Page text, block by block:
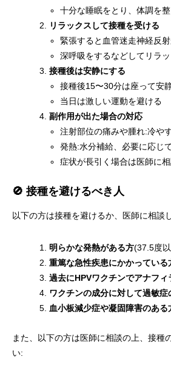
十分な睡眠をとり、体調を
リラックスして接種を受ける
緊張すると血管迷走神経反
深呼吸をするなどしてリラ
接種後は安静にする
接種後15〜30分は座って安
当日は激しい運動を避ける
副作用が出た場合の対応
注射部位の痛みや腫れ:冷や
発熱:水分補給、必要に応じ
症状が長引く場合は医師に
🚫 接種を避けるべき人
以下の方は接種を避けるか、医師に相談
明らかな発熱がある方(37.5度
重篤な急性疾患にかかっている
過去にHPVワクチンでアナフ
ワクチンの成分に対して過敏症
血小板減少症や凝固障害のある
また、以下の方は医師に相談の上、接種
い: